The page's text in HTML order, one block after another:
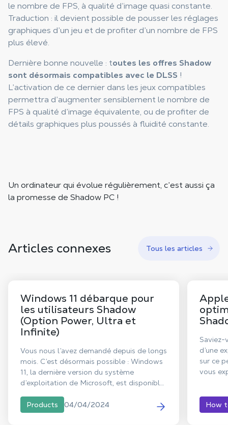
le nombre de FPS, à qualité d’image quasi constante.
Traduction : il devient possible de pousser les réglages
graphiques d’un jeu et de profiter d’un nombre de FPS
plus élevé.
Dernière bonne nouvelle : toutes les offres Shadow
sont désormais compatibles avec le DLSS !
L’activation de ce dernier dans les jeux compatibles
permettra d’augmenter sensiblement le nombre de
FPS à qualité d’image équivalente, ou de profiter de
détails graphiques plus poussés à fluidité constante.
Un ordinateur qui évolue régulièrement, c’est aussi ça
la promesse de Shadow PC !
Articles connexes Tous les articles
Windows 11 débarque pour
les utilisateurs Shadow
(Option Power, Ultra et
Infinite)
Vous nous l’avez demandé depuis de longs
mois. C’est désormais possible : Windows
11, la dernière version du système
d’exploitation de Microsoft, est disponible
bénéficiant d’une offre Ultra, Infinite ou
encore de l’Option Power.
Products 04/04/2024
Saviez-
d’une
sur ce
vous
How